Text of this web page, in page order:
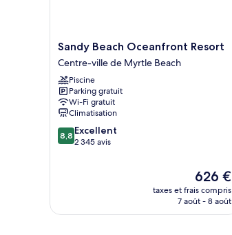
Sandy
Beach
Oceanfront
Resort
Centre-
ville
de
Myrtle
Beach
Sandy Beach Oceanfront Resort
Centre-ville de Myrtle Beach
Piscine
Parking gratuit
Wi-Fi gratuit
Climatisation
8.8
sur
8,8 Excellent
2 345 avis
Le
nouveau
prix
626 €
taxes et frais compris
7 août - 8 août